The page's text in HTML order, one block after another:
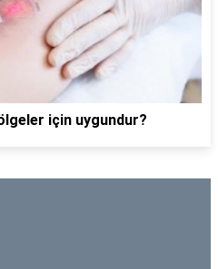
için uygundur?